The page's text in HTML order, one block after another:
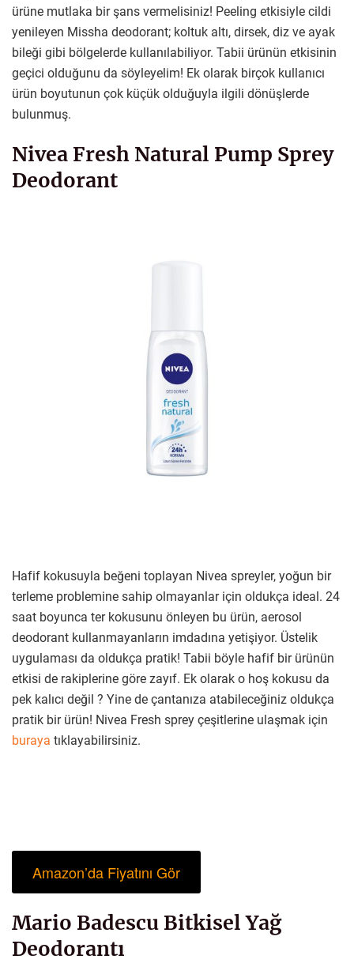
ürüne mutlaka bir şans vermelisiniz! Peeling etkisiyle cildi
yenileyen Missha deodorant; koltuk altı, dirsek, diz ve ayak
bileği gibi bölgelerde kullanılabiliyor. Tabii ürünün etkisinin
geçici olduğunu da söyleyelim! Ek olarak birçok kullanıcı
ürün boyutunun çok küçük olduğuyla ilgili dönüşlerde
bulunmuş.
Nivea Fresh Natural Pump Sprey
Deodorant
Hafif kokusuyla beğeni toplayan Nivea spreyler, yoğun bir
terleme problemine sahip olmayanlar için oldukça ideal. 24
saat boyunca ter kokusunu önleyen bu ürün, aerosol
deodorant kullanmayanların imdadına yetişiyor. Üstelik
uygulaması da oldukça pratik! Tabii böyle hafif bir ürünün
etkisi de rakiplerine göre zayıf. Ek olarak o hoş kokusu da
pek kalıcı değil ? Yine de çantanıza atabileceğiniz oldukça
pratik bir ürün! Nivea Fresh sprey çeşitlerine ulaşmak için
buraya tıklayabilirsiniz.
Amazon’da Fiyatını Gör
Mario Badescu Bitkisel Yağ
Deodorantı